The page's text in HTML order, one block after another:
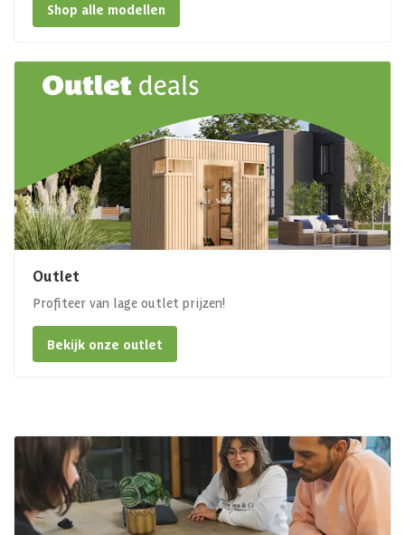
Shop alle modellen
Outlet
Profiteer van lage outlet prijzen!
Bekijk onze outlet